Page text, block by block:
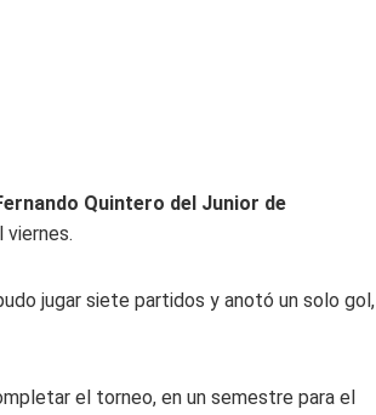
Quintero del Junior de
viernes.
jugar siete partidos y anotó un solo gol,
el torneo, en un semestre para el